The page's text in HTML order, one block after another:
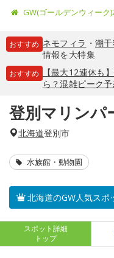
GW(ゴールデンウィーク
おすすめ ネモフィラ ・ 潮干
情報を大特集
おすすめ
【最大12連休も
ら？混雑ピーク
登別マリンパ
北海道登別市
水族館・動物園
北海道のGW人気スポ
スポット詳細
トップ